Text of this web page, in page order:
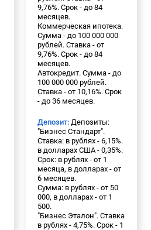
9,76%. Срок - до 84
месяцев.
Коммерческая ипотека.
Сумма - до 100 000 000
рублей. Ставка - от
9,76%. Срок - до 84
месяцев.
Автокредит. Сумма - до
100 000 000 рублей.
Ставка - от 10,16%. Срок
- до 36 месяцев.
Депозит: Депозиты:
"Бизнес Стандарт".
Ставка: в рублях - 6,15%.
в долларах США - 0,35%.
Срок: в рублях - от 1
месяца, в долларах - от
6 месяцев.
Сумма: в рублях - от 50
000, в долларах - от 1
500.
"Бизнес Эталон". Ставка
в рублях - 4,75%. Срок - 1